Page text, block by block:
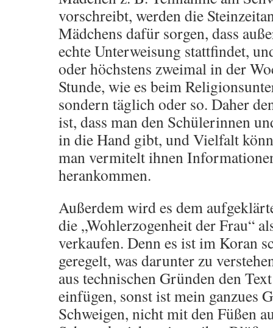
vorschreibt, werden die
Mädchens dafür sorgen, dass
echte Unterweisung stattfindet,
oder höchstens zweimal in der
Stunde, wie es beim
sondern täglich oder so. Daher
ist, dass man den Schülerinnen
in die Hand gibt, und Vielfalt
man vermitelt ihnen
herankommen.
Außerdem wird es dem
die „Wohlerzogenheit der Frau“
verkaufen. Denn es ist im Koran
geregelt, was darunter zu
aus technischen Gründen den
einfügen, sonst ist mein ganzues
Schweigen, nicht mit den Füßen